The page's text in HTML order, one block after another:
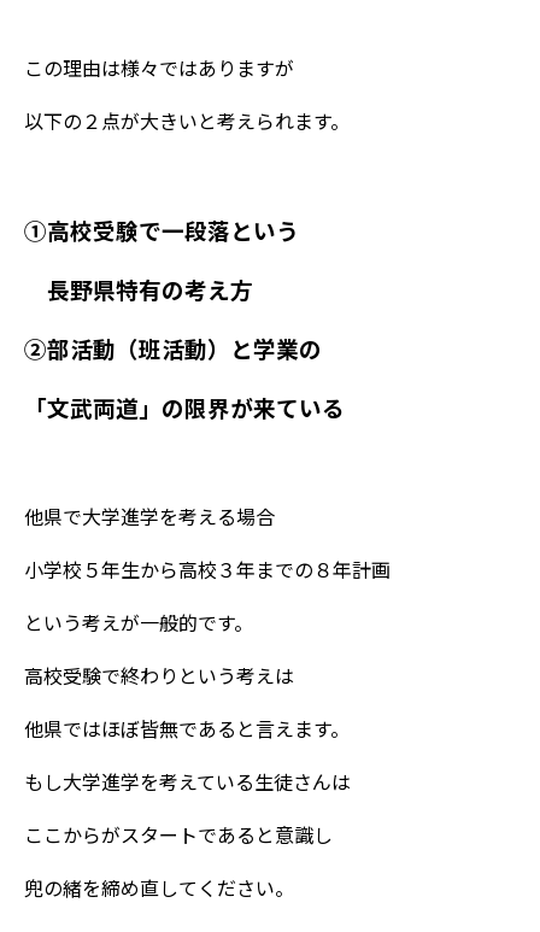
この理由は様々ではありますが
以下の２点が大きいと考えられます。
①高校受験で一段落という
長野県特有の考え方
②部活動（班活動）と学業の
「文武両道」の限界が来ている
他県で大学進学を考える場合
小学校５年生から高校３年までの８年計画
という考えが一般的です。
高校受験で終わりという考えは
他県ではほぼ皆無であると言えます。
もし大学進学を考えている生徒さんは
ここからがスタートであると意識し
兜の緒を締め直してください。